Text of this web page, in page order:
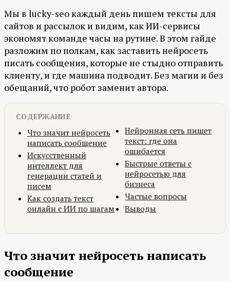
Мы в lucky-seo каждый день пишем тексты для
сайтов и рассылок и видим, как ИИ-сервисы
экономят команде часы на рутине. В этом гайде
разложим по полкам, как заставить нейросеть
писать сообщения, которые не стыдно отправить
клиенту, и где машина подводит. Без магии и без
обещаний, что робот заменит автора.
СОДЕРЖАНИЕ
Что значит нейросеть
написать сообщение
Искусственный
интеллект для
генерации статей и
писем
Как создать текст
онлайн с ИИ по шагам
Нейронная сеть пишет
текст: где она
ошибается
Быстрые ответы с
нейросетью для
бизнеса
Частые вопросы
Выводы
Что значит нейросеть написать
сообщение